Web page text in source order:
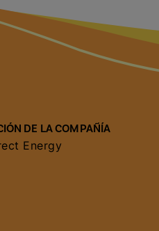
DE LA COMPAÑÍA
Energy